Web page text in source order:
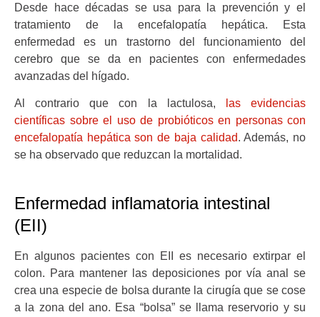
Desde hace décadas se usa para la prevención y el
tratamiento de la encefalopatía hepática. Esta
enfermedad es un trastorno del funcionamiento del
cerebro que se da en pacientes con enfermedades
avanzadas del hígado.
Al contrario que con la lactulosa,
las evidencias
científicas sobre el uso de probióticos en personas con
encefalopatía hepática son de baja calidad. Además, no
se ha observado que reduzcan la mortalidad.
Enfermedad inflamatoria intestinal
(EII)
En algunos pacientes con EII es necesario extirpar el
colon. Para mantener las deposiciones por vía anal se
crea una especie de bolsa durante la cirugía que se cose
a la zona del ano. Esa “bolsa” se llama reservorio y su